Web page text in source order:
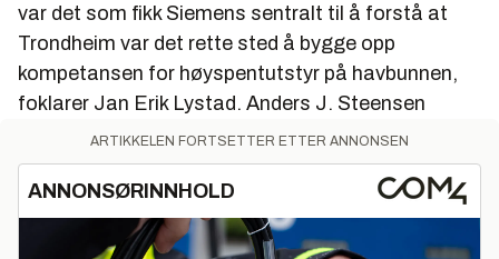
var det som fikk Siemens sentralt til å forstå at
Trondheim var det rette sted å bygge opp
kompetansen for høyspentutstyr på havbunnen,
foklarer Jan Erik Lystad. Anders J. Steensen
ARTIKKELEN FORTSETTER ETTER ANNONSEN
ANNONSØRINNHOLD